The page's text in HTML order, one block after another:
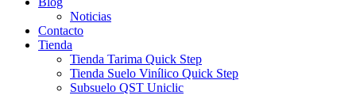
Noticias
Contacto
Tienda
Tienda Tarima Quick Step
Tienda Suelo Vinílico Quick Step
Subsuelo QST Uniclic